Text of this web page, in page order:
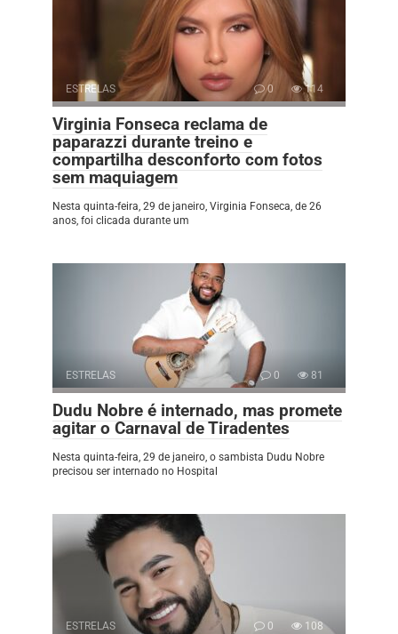
ESTRELAS 0 114
Virginia Fonseca reclama de
paparazzi durante treino e
compartilha desconforto com fotos
sem maquiagem
Nesta quinta-feira, 29 de janeiro, Virginia Fonseca, de 26
anos, foi clicada durante um
ESTRELAS 0 81
Dudu Nobre é internado, mas promete
agitar o Carnaval de Tiradentes
Nesta quinta-feira, 29 de janeiro, o sambista Dudu Nobre
precisou ser internado no Hospital
ESTRELAS 0 108